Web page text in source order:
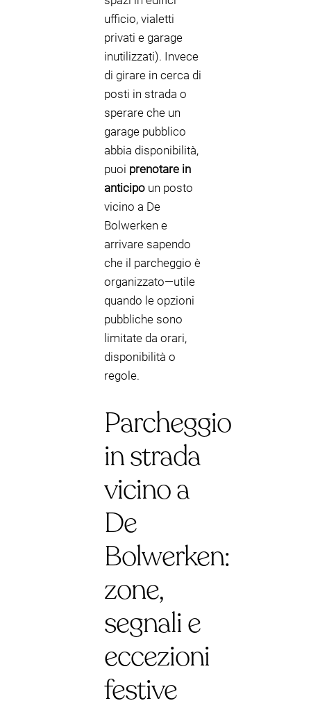
ufficio, vialetti
privati e garage
inutilizzati). Invece
di girare in cerca di
posti in strada o
sperare che un
garage pubblico
abbia disponibilità,
puoi prenotare in
anticipo un posto
vicino a De
Bolwerken e
arrivare sapendo
che il parcheggio è
organizzato—utile
quando le opzioni
pubbliche sono
limitate da orari,
disponibilità o
regole.
Parcheggio
in strada
vicino a
De
Bolwerken:
zone,
segnali e
eccezioni
festive